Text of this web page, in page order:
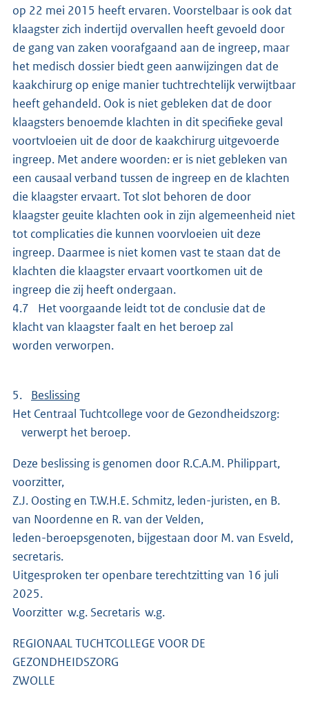
op 22 mei 2015 heeft ervaren. Voorstelbaar is ook dat
klaagster zich indertijd overvallen heeft gevoeld door
de gang van zaken voorafgaand aan de ingreep, maar
het medisch dossier biedt geen aanwijzingen dat de
kaakchirurg op enige manier tuchtrechtelijk verwijtbaar
heeft gehandeld. Ook is niet gebleken dat de door
klaagsters benoemde klachten in dit specifieke geval
voortvloeien uit de door de kaakchirurg uitgevoerde
ingreep. Met andere woorden: er is niet gebleken van
een causaal verband tussen de ingreep en de klachten
die klaagster ervaart. Tot slot behoren de door
klaagster geuite klachten ook in zijn algemeenheid niet
tot complicaties die kunnen voorvloeien uit deze
ingreep. Daarmee is niet komen vast te staan dat de
klachten die klaagster ervaart voortkomen uit de
ingreep die zij heeft ondergaan.
4.7 Het voorgaande leidt tot de conclusie dat de
klacht van klaagster faalt en het beroep zal
worden verworpen.
5. Beslissing
Het Centraal Tuchtcollege voor de Gezondheidszorg:
verwerpt het beroep.
Deze beslissing is genomen door R.C.A.M. Philippart,
voorzitter,
Z.J. Oosting en T.W.H.E. Schmitz, leden-juristen, en B.
van Noordenne en R. van der Velden,
leden-beroepsgenoten, bijgestaan door M. van Esveld,
secretaris.
Uitgesproken ter openbare terechtzitting van 16 juli
2025.
Voorzitter w.g. Secretaris w.g.
REGIONAAL TUCHTCOLLEGE VOOR DE
GEZONDHEIDSZORG
ZWOLLE